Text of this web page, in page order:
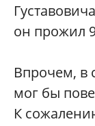
он прожил
Впрочем, в
мог бы
К